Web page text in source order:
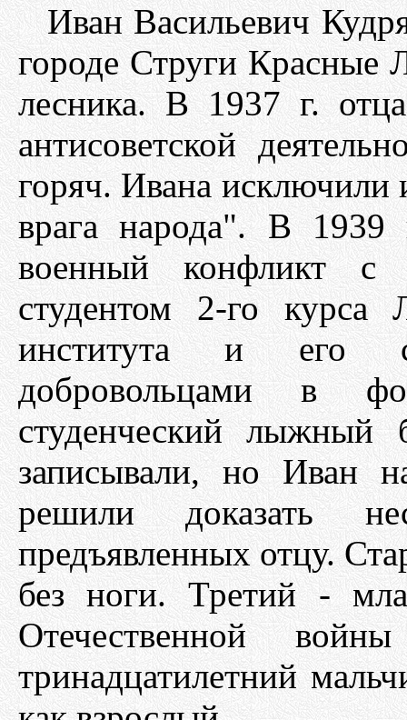
Иван Васильевич
городе Струги Красные
лесника. В 1937 г.
антисоветской
горяч. Ивана исключили
врага народа". В 1939
военный конфликт с
студентом 2-го курса
института и его
добровольцами в
студенческий лыжный
записывали, но Иван
решили доказать
предъявленных отцу.
без ноги. Третий -
Отечественной
тринадцатилетний